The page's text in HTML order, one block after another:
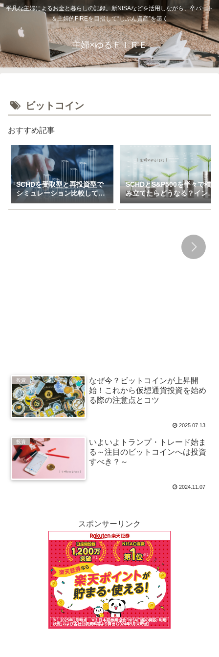
平凡な主婦によるお金と暮らしの記録。新NISAなどを活用しながら、卒パート
＆主婦的FIREを目指して“じぶん資産”を築く
主婦×ゆるＦＩＲＥ
ビットコイン
おすすめ記事
SCHDを受取型と再投資型で
シミュレーション比較してみ
た（一括＆特定口座で3万～
10万積立）
SCHDとS&P500を半々で積
み立てたらどうなる？インデ
ックス×高配当のハイブリッ
ド投資戦略
投資
なぜ今？ビットコインが上昇開
始！これから仮想通貨投資を始め
る際の注意点とコツ
2025.07.13
投資
いよいよトランプ・トレード始ま
る～注目のビットコインへは投資
すべき？～
2024.11.07
スポンサーリンク